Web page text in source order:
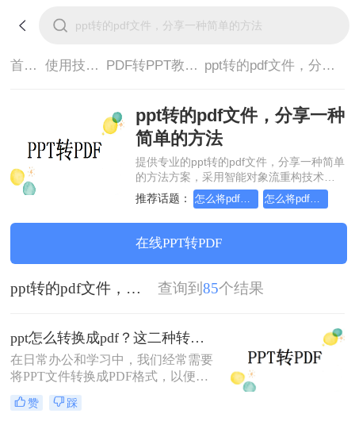
首页> 使用技巧> PDF转PPT教程> ppt转的pdf文件，分享一种简单的方法
ppt转的pdf文件，分享一种
简单的方法
提供专业的ppt转的pdf文件，分享一种简单
的方法方案，采用智能对象流重构技术，
确保文档1:1高保真还原且排版不乱码。支
持一键批量处理，全链路 SSL 加密保障隐
私安全。助您快速实现ppt转的pdf文件，分
享一种简单的方法，无需安装，高效办
公。
推荐话题： 怎么将pdf转换成ppt，实用方法不要错过
在线PPT转PDF
ppt转的pdf文件，分享一种简单的方法 查询到 85个结果
ppt怎么转换成pdf？这二种转换方法非常实用！
在日常办公和学习中，我们经常需要
将PPT文件转换成PDF格式，以便更
好地进行分享、打印或存档。那么
PPT怎么转换成PDF呢？本文将介绍
赞 踩